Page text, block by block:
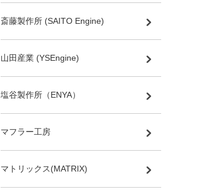
斎藤製作所 (SAITO Engine)
山田産業 (YSEngine)
塩谷製作所（ENYA）
マフラー工房
マトリックス(MATRIX)